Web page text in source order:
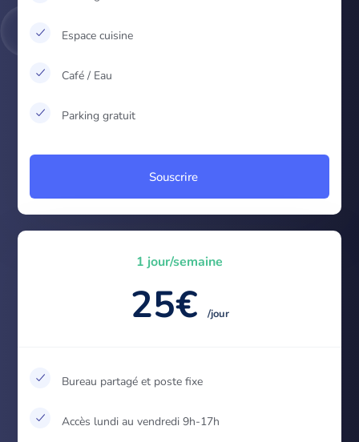
Espace cuisine
Café / Eau
Parking gratuit
Souscrire
1 jour/semaine
25€ /jour
Bureau partagé et poste fixe
Accès lundi au vendredi 9h-17h